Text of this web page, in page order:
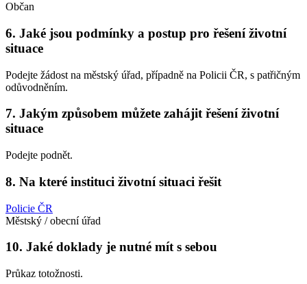
Občan
6. Jaké jsou podmínky a postup pro řešení životní
situace
Podejte žádost na městský úřad, případně na Policii ČR, s patřičným
odůvodněním.
7. Jakým způsobem můžete zahájit řešení životní
situace
Podejte podnět.
8. Na které instituci životní situaci řešit
Policie ČR
Městský / obecní úřad
10. Jaké doklady je nutné mít s sebou
Průkaz totožnosti.